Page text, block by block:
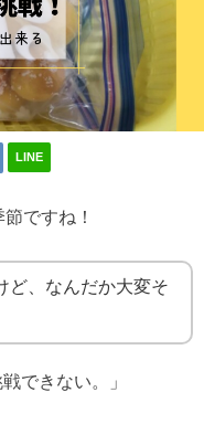
LINE
ですね！
ど、なんだか大変そ
できない。」